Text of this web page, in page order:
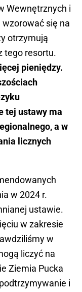
Wewnętrznych i
się na
otrzymują
tego resortu.
pieniędzy.
tej ustawy ma
a w
licznych
w 2024 r.
ustawie.
w zakresie
w
liczyć na
Ziemia Pucka
i